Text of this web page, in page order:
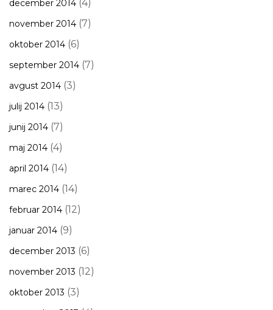
december 2014 (4)
november 2014 (7)
oktober 2014 (6)
september 2014 (7)
avgust 2014 (3)
julij 2014 (13)
junij 2014 (7)
maj 2014 (4)
april 2014 (14)
marec 2014 (14)
februar 2014 (12)
januar 2014 (9)
december 2013 (6)
november 2013 (12)
oktober 2013 (3)